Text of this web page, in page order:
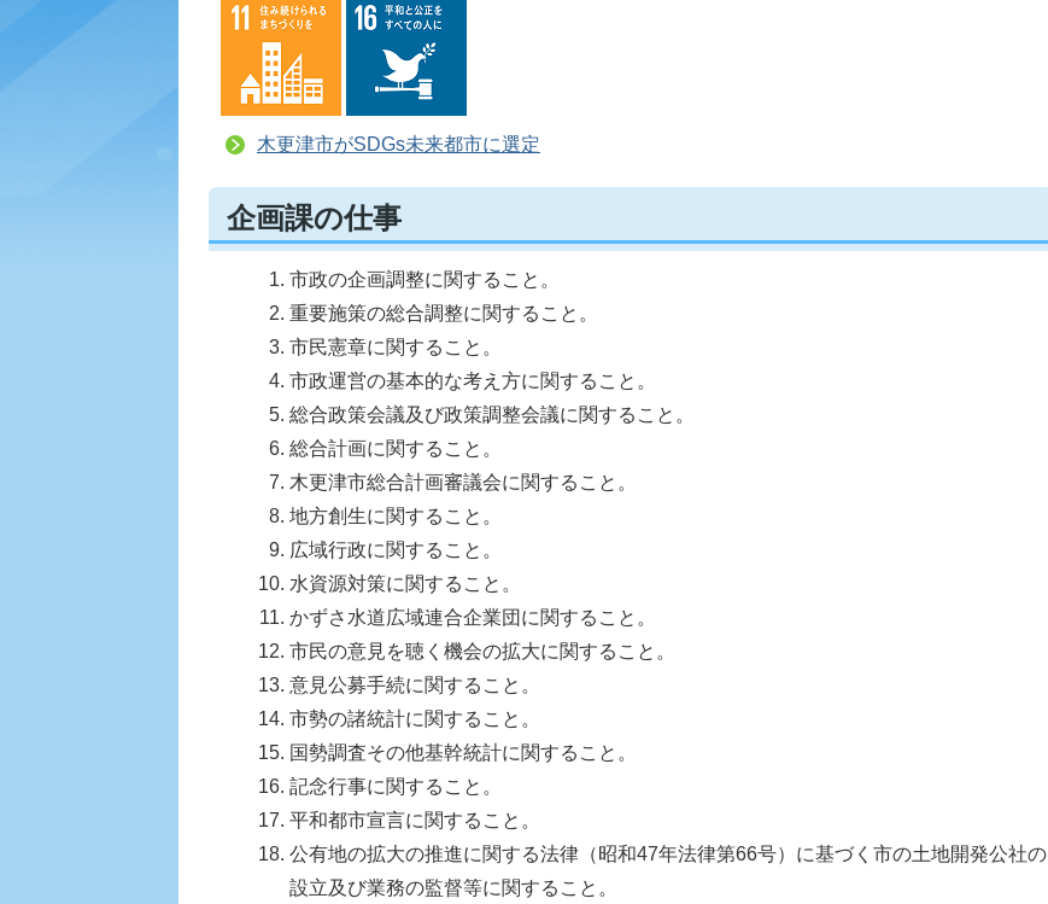
木更津市がSDGs未来都市に選定
企画課の仕事
市政の企画調整に関すること。
重要施策の総合調整に関すること。
市民憲章に関すること。
市政運営の基本的な考え方に関すること。
総合政策会議及び政策調整会議に関すること。
総合計画に関すること。
木更津市総合計画審議会に関すること。
地方創生に関すること。
広域行政に関すること。
水資源対策に関すること。
かずさ水道広域連合企業団に関すること。
市民の意見を聴く機会の拡大に関すること。
意見公募手続に関すること。
市勢の諸統計に関すること。
国勢調査その他基幹統計に関すること。
記念行事に関すること。
平和都市宣言に関すること。
公有地の拡大の推進に関する法律（昭和47年法律第66号）に基づく市の土地開発公社の
設立及び業務の監督等に関すること。